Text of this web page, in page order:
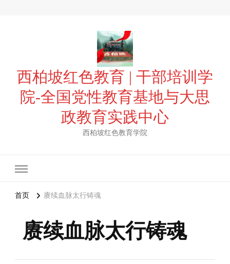
西柏坡红色教育 | 干部培训学
院-全国党性教育基地与大思
政教育实践中心
西柏坡红色教育学院
首页 赓续血脉太行铸魂
赓续血脉太行铸魂